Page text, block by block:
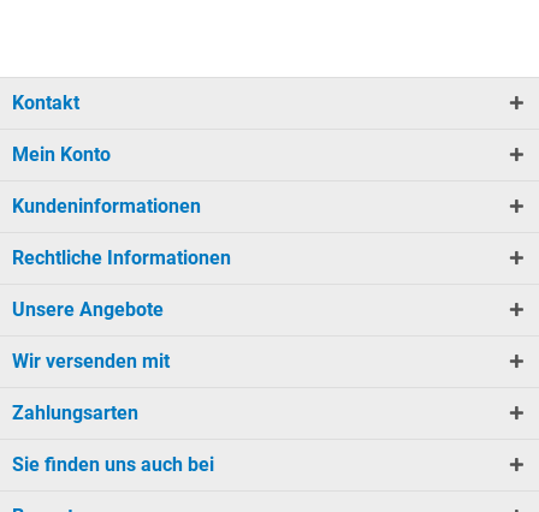
Kontakt
Mein Konto
Kundeninformationen
Rechtliche Informationen
Unsere Angebote
Wir versenden mit
Zahlungsarten
Sie finden uns auch bei